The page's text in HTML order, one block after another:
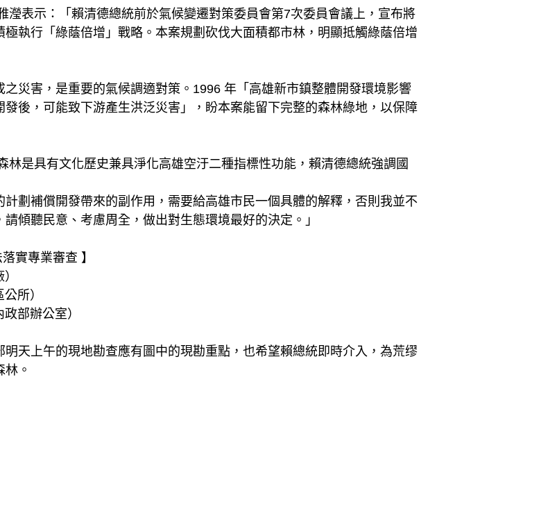
瀅表示：「賴清德總統前於氣候變遷對策委員會第7次委員會議上，宣布將
極執行「綠蔭倍增」戰略。本案規劃砍伐大面積都市林，明顯抵觸綠蔭倍增
災害，是重要的氣候調適對策。1996 年「高雄新市鎮整體開發環境影響
後，可能致下游產生洪泛災害」，盼本案能留下完整的森林綠地，以保障
是具有文化歷史兼具淨化高雄空汙二種指標性功能，賴清德總統強調國
劃補償開發帶來的副作用，需要給高雄市民一個具體的解釋，否則我並不
傾聽民意、考慮周全，做出對生態環境最好的決定。」
實專業審查 】
所）
部辦公室）
天上午的現地勘查應有圖中的現勘重點，也希望賴總統即時介入，為荒缪
。